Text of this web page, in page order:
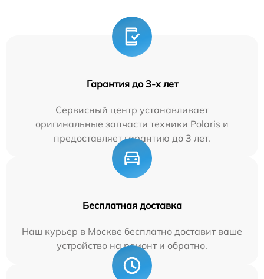
Гарантия до 3-х лет
Сервисный центр устанавливает
оригинальные запчасти техники Polaris и
предоставляет гарантию до 3 лет.
Бесплатная доставка
Наш курьер в Москве бесплатно доставит ваше
устройство на ремонт и обратно.